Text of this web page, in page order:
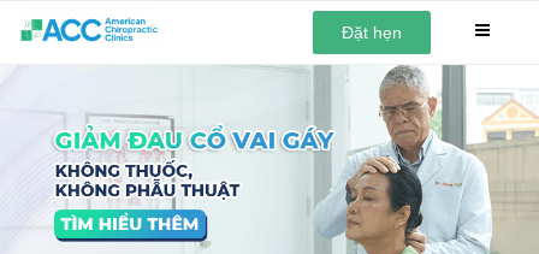
Đặt hẹn